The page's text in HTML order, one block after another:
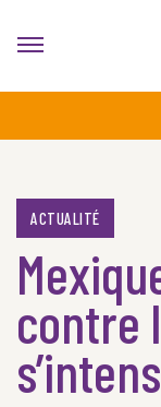
ACTUALITÉ
contre